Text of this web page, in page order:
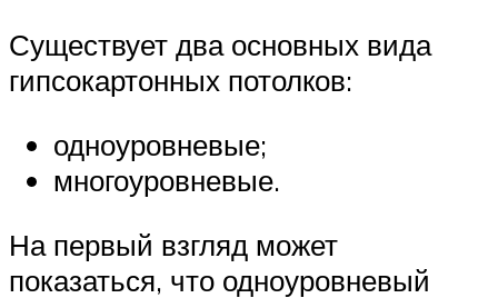
Существует два основных вида
гипсокартонных потолков:
одноуровневые;
многоуровневые.
На первый взгляд может
показаться, что одноуровневый